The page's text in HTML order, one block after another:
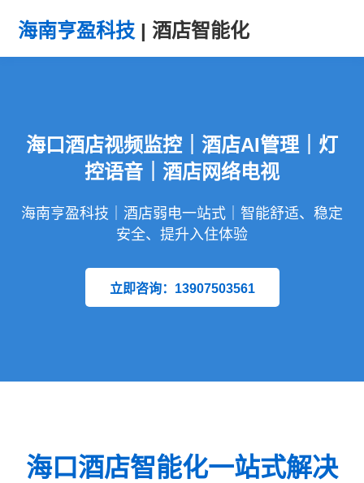
海南亨盈科技 | 酒店智能化
海口酒店视频监控｜酒店AI管理｜灯
控语音｜酒店网络电视
海南亨盈科技｜酒店弱电一站式｜智能舒适、稳定
安全、提升入住体验
立即咨询：13907503561
海口酒店智能化一站式解决